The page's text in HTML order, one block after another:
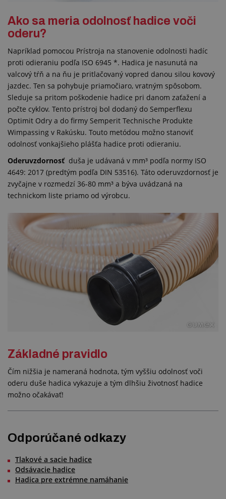
Ako sa meria odolnosť hadice voči
oderu?
Napríklad pomocou Prístroja na stanovenie odolnosti hadíc
proti odieraniu podľa ISO 6945 *. Hadica je nasunutá na
valcový tŕň a na ňu je pritlačovaný vopred danou silou kovový
jazdec. Ten sa pohybuje priamočiaro, vratným spôsobom.
Sleduje sa pritom poškodenie hadice pri danom zaťažení a
počte cyklov. Tento prístroj bol dodaný do Semperflexu
Optimit Odry a do firmy Semperit Technische Produkte
Wimpassing v Rakúsku. Touto metódou možno stanoviť
odolnosť vonkajšieho plášťa hadice proti odieraniu.
Oderuvzdornosť duša je udávaná v mm³ podľa normy ISO
4649: 2017 (predtým podľa DIN 53516). Táto oderuvzdornosť je
zvyčajne v rozmedzí 36-80 mm³ a býva uvádzaná na
technickom liste priamo od výrobcu.
Základné pravidlo
Čím nižšia je nameraná hodnota, tým vyššiu odolnosť voči
oderu duše hadica vykazuje a tým dlhšiu životnosť hadice
možno očakávať!
Odporúčané odkazy
Tlakové a sacie hadice
Odsávacie hadice
Hadica pre extrémne namáhanie